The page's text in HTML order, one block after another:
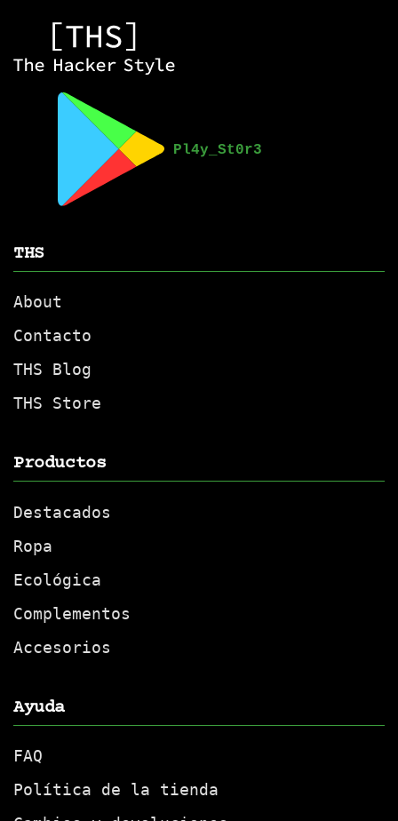
THS
About
Contacto
THS Blog
THS Store
Productos
Destacados
Ropa
Ecológica
Complementos
Accesorios
Ayuda
FAQ
Política de la tienda